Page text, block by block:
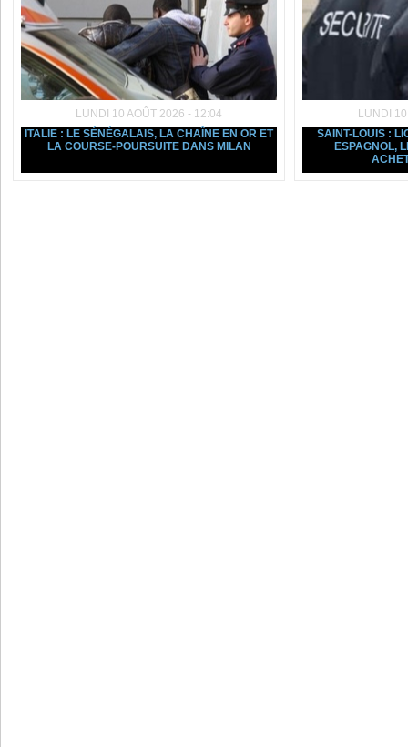
LUNDI 10 AOÛT 2026 - 12:04
ITALIE : LE SÉNÉGALAIS, LA CHAÎNE EN OR ET
LA COURSE-POURSUITE DANS MILAN
LUNDI
SAINT-LOUIS :
ESPAGNOL,